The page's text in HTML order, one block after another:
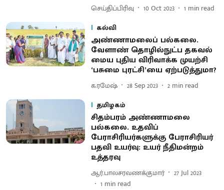
செய்திப்பிரிவு 10 Oct 2023 1 min read
கல்வி
அண்ணாமலைப் பல்கலை.
வேளாண் தொழில்நுட்ப தகவல்
மைய புதிய விரிவாக்க முயற்சி
‘பசுமை புரட்சி’யை ஏற்படுத்துமா?
க.ரமேஷ் 28 Sep 2023 2 min read
தமிழகம்
சிதம்பரம் அண்ணாமலை
பல்கலை. உதவிப்
பேராசிரியர்களுக்கு பேராசிரியர்
பதவி உயர்வு: உயர் நீதிமன்றம்
உத்தரவு
ஆர்.பாலசரவணக்குமார்
27 Jul 2023
1 min read